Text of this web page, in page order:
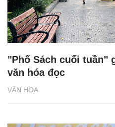
VĂN HÓA
"Phố Sách cuối tuần"
văn hóa đọc